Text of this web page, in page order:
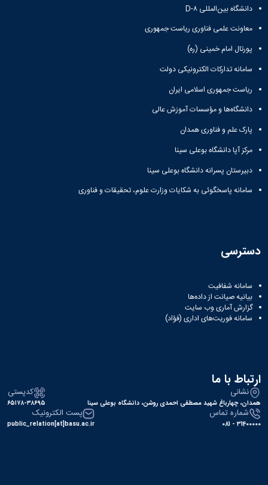
دانشگاه بین‌المللی D-۸
معاونت علمی فناوری ریاست جمهوری
پورتال امام خمینی (ره)
سامانه تدارکات الکترونیکی دولت
ریاست جمهوری اسلامی ایران
دانشگاه‌ها و مؤسسات آموزش عالی
پارک علم و فناوری همدان
مرکز آپا دانشگاه بوعلی سینا
دبیرستان پسرانه دانشگاه بوعلی سینا
سامانه پاسخگوئی به شکایات وزارت علوم، تحقیقات و فناوری
دسترسی
سامانه شفافیت
بیانیه صیانت از داده‌ها
گزارش آماری وب‌ سایت
سامانه فوریت‌های اداری (فؤاد)
ارتباط با ما
نشانی
همدان، چهارباغ شهید مصطفی احمدی روشن، دانشگاه بوعلی سینا
کدپستی
۶۵۱۷۸-۳۸۶۹۵
شماره تماس
31400000 - 081
پست الکترونیک
public_relation[at]basu.ac.ir